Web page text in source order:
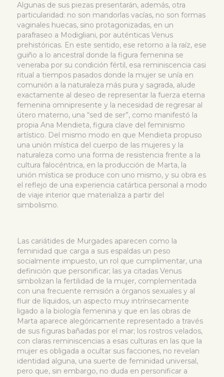
Algunas de sus piezas presentarán, además, otra
particularidad: no son mandorlas vacías, no son formas
vaginales huecas, sino protagonizadas, en un
parafraseo a Modigliani, por auténticas Venus
prehistóricas. En este sentido, ese retorno a la raíz, ese
guiño a lo ancestral donde la figura femenina se
veneraba por su condición fértil, esa reminiscencia casi
ritual a tiempos pasados donde la mujer se unía en
comunión a la naturaleza más pura y sagrada, alude
exactamente al deseo de representar la fuerza eterna
femenina omnipresente y la necesidad de regresar al
útero materno, una “sed de ser”, como manifestó la
propia Ana Mendieta, figura clave del feminismo
artístico. Del mismo modo en que Mendieta propuso
una unión mística del cuerpo de las mujeres y la
naturaleza como una forma de resistencia frente a la
cultura falocéntrica, en la producción de Marta, la
unión mística se produce con uno mismo, y su obra es
el reflejo de una experiencia catártica personal a modo
de viaje interior que materializa a partir del
simbolismo.
Las cariátides de Murgades aparecen como la
feminidad que carga a sus espaldas un peso
socialmente impuesto, un rol que cumplimentar, una
definición que personificar; las ya citadas Venus
simbolizan la fertilidad de la mujer, complementada
con una frecuente remisión a órganos sexuales y al
fluir de líquidos, un aspecto muy intrínsecamente
ligado a la biología femenina y que en las obras de
Marta aparece alegóricamente representado a través
de sus figuras bañadas por el mar; los rostros velados,
con claras reminiscencias a esas culturas en las que la
mujer es obligada a ocultar sus facciones, no revelan
identidad alguna, una suerte de feminidad universal,
pero que, sin embargo, no duda en personificar a